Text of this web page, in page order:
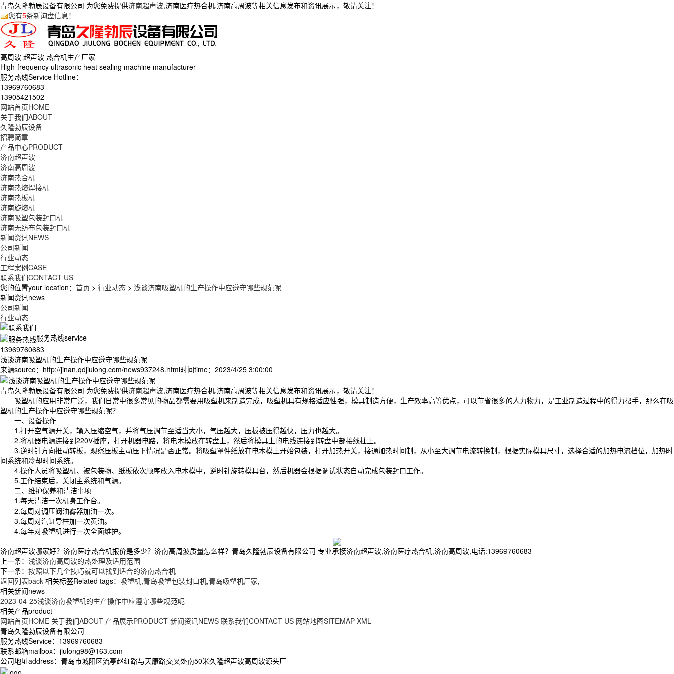
青岛久隆勃辰设备有限公司 为您免费提供济南超声波,济南医疗热合机,济南高周波等相关信息发布和资讯展示，敬请关注！
您有5条新询盘信息！
高周波 超声波 热合机生产厂家
High-frequency ultrasonic heat sealing machine manufacturer
服务热线Service Hotline：
13969760683
13905421502
网站首页HOME
关于我们ABOUT
久隆勃辰设备
招聘简章
产品中心PRODUCT
济南超声波
济南高周波
济南热合机
济南热熔焊接机
济南热板机
济南旋熔机
济南吸塑包装封口机
济南无纺布包装封口机
新闻资讯NEWS
公司新闻
行业动态
工程案例CASE
联系我们CONTACT US
您的位置your location： 首页 > 行业动态 > 浅谈济南吸塑机的生产操作中应遵守哪些规范呢
新闻资讯news
公司新闻
行业动态
服务热线service
13969760683
浅谈济南吸塑机的生产操作中应遵守哪些规范呢
来源source：http://jinan.qdjiulong.com/news937248.html时间time：2023/4/25 3:00:00
青岛久隆勃辰设备有限公司 为您免费提供济南超声波,济南医疗热合机,济南高周波等相关信息发布和资讯展示，敬请关注！
吸塑机的应用非常广泛，我们日常中很多常见的物品都需要用吸塑机来制造完成，吸塑机具有规格适应性强，模具制造方便，生产效率高等优点，可以节省很多的人力物力，是工业制造过程中的得力帮手，那么在吸
塑机的生产操作中应遵守哪些规范呢？
一、设备操作
1.打开空气源开关，输入压缩空气，并将气压调节至适当大小，气压越大，压板被压得越快，压力也越大。
2.将机器电源连接到220V插座，打开机器电路，将电木模放在转盘上，然后将模具上的电线连接到转盘中部接线柱上。
3.逆时针方向推动转板，观察压板主动压下情况是否正常。将吸塑罩件纸放在电木模上开始包装，打开加热开关，接通加热时间制，从小至大调节电流转换制，根据实际模具尺寸，选择合适的加热电流档位，加热时
间系统和冷却时间系统。
4.操作人员将吸塑机、被包装物、纸板依次顺序放入电木模中，逆时针旋转模具台，然后机器会根据调试状态自动完成包装封口工作。
5.工作结束后，关闭主系统和气源。
二、维护保养和清洁事项
1.每天清洁一次机身工作台。
2.每周对调压阀油雾器加油一次。
3.每周对汽缸导柱加一次黄油。
4.每年对吸塑机进行一次全面维护。
济南超声波哪家好？济南医疗热合机报价是多少？济南高周波质量怎么样？青岛久隆勃辰设备有限公司 专业承接济南超声波,济南医疗热合机,济南高周波,电话:13969760683
上一条： 浅谈济南高周波的热处理及适用范围
下一条： 按照以下几个技巧就可以找到适合的济南热合机
返回列表back 相关标签Related tags： 吸塑机,青岛吸塑包装封口机,青岛吸塑机厂家,
相关新闻news
2023-04-25浅谈济南吸塑机的生产操作中应遵守哪些规范呢
相关产品product
网站首页HOME 关于我们ABOUT 产品展示PRODUCT 新闻资讯NEWS 联系我们CONTACT US 网站地图SITEMAP XML
青岛久隆勃辰设备有限公司
服务热线Service：13969760683
联系邮箱mailbox：jiulong98@163.com
公司地址address：青岛市城阳区流亭赵红路与天康路交叉处南50米久隆超声波高周波源头厂